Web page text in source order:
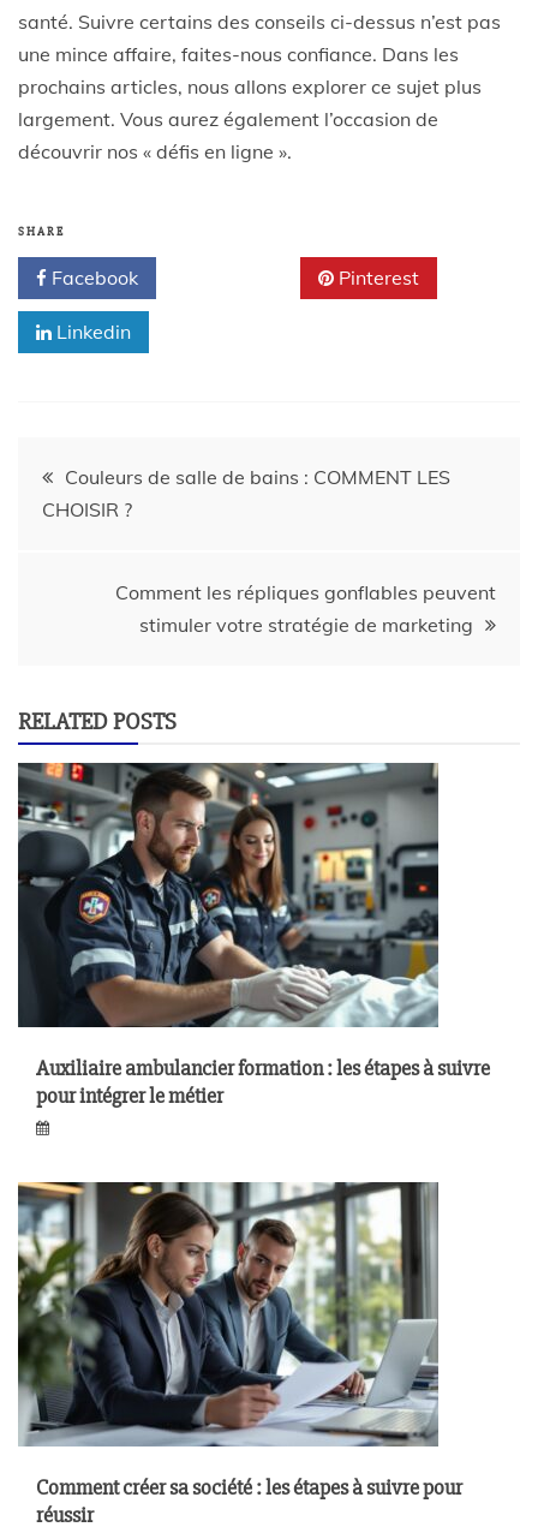
santé. Suivre certains des conseils ci-dessus n’est pas
une mince affaire, faites-nous confiance. Dans les
prochains articles, nous allons explorer ce sujet plus
largement. Vous aurez également l’occasion de
découvrir nos « défis en ligne ».
SHARE
Facebook Pinterest
Linkedin
Couleurs de salle de bains : COMMENT LES
CHOISIR ?
Comment les répliques gonflables peuvent
stimuler votre stratégie de marketing
RELATED POSTS
Auxiliaire ambulancier formation : les étapes à suivre
pour intégrer le métier
Comment créer sa société : les étapes à suivre pour
réussir